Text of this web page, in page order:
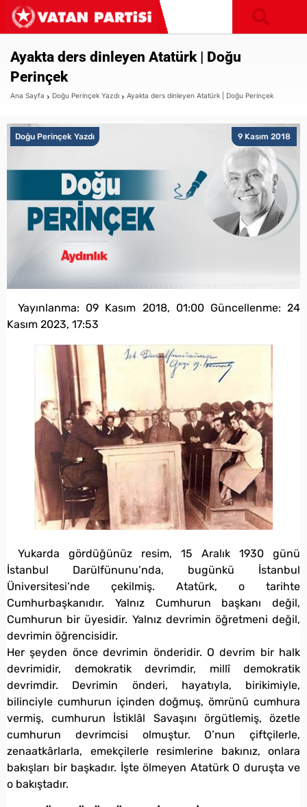
Ayakta ders dinleyen Atatürk | Doğu
Perinçek
Ana Sayfa Doğu Perinçek Yazdı Ayakta ders dinleyen Atatürk | Doğu Perinçek
9 Kasım 2018
Doğu Perinçek Yazdı
Yayınlanma: 09 Kasım 2018, 01:00 Güncellenme: 24
Kasım 2023, 17:53
Yukarda gördüğünüz resim, 15 Aralık 1930 günü
İstanbul Darülfünunu’nda, bugünkü İstanbul
Üniversitesi’nde çekilmiş. Atatürk, o tarihte
Cumhurbaşkanıdır. Yalnız Cumhurun başkanı değil,
Cumhurun bir üyesidir. Yalnız devrimin öğretmeni değil,
devrimin öğrencisidir.
Her şeyden önce devrimin önderidir. O devrim bir halk
devrimidir, demokratik devrimdir, millî demokratik
devrimdir. Devrimin önderi, hayatıyla, birikimiyle,
bilinciyle cumhurun içinden doğmuş, ömrünü cumhura
vermiş, cumhurun İstiklâl Savaşını örgütlemiş, özetle
cumhurun devrimcisi olmuştur. O’nun çiftçilerle,
zenaatkârlarla, emekçilerle resimlerine bakınız, onlara
bakışları bir başkadır. İşte ölmeyen Atatürk O duruşta ve
o bakıştadır.